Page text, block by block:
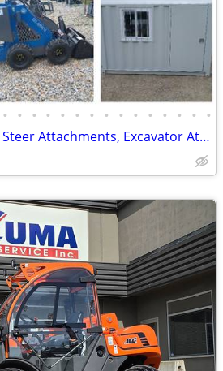
• • • • • • • • • • • • • • •
Mini Excavators, Skid Steer Attachments, Excavator Attachments